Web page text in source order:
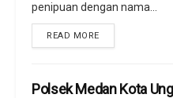
penipuan dengan nama...
READ MORE
Polsek Medan Kota